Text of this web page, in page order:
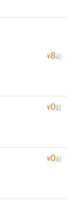
¥8起
¥0起
¥0起